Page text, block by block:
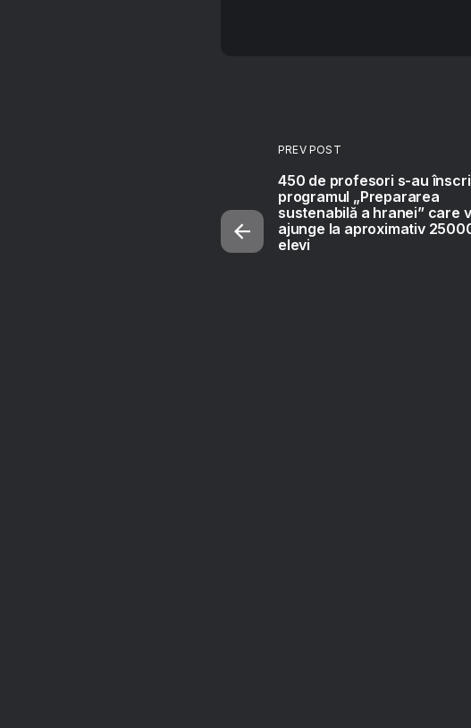
PREV POST
450 de profesori s-au
programul „Prepararea
sustenabilă a hranei” care
ajunge la aproximativ
elevi